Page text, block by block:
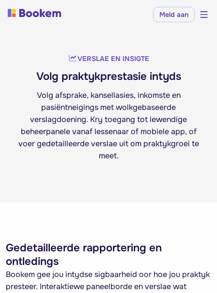
Meld aan
VERSLAE EN INSIGTE
Volg praktykprestasie intyds
Volg afsprake, kansellasies, inkomste en
pasiëntneigings met wolkgebaseerde
verslagdoening. Kry toegang tot lewendige
beheerpanele vanaf lessenaar of mobiele app, of
voer gedetailleerde verslae uit om praktykgroei te
meet.
Gedetailleerde rapportering en
ontledings
Bookem gee jou intydse sigbaarheid oor hoe jou praktyk
presteer. Interaktiewe paneelborde en verslae wat